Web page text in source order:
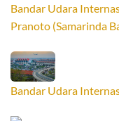
Bandar Udara
Pranoto (Samarinda
Bandar Udara